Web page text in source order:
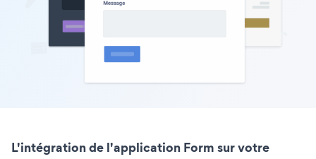
L'intégration de l'application Form sur votre